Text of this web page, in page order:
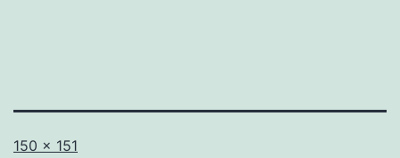
Originalgröße
150 × 151